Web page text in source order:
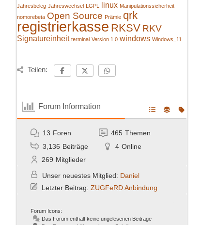
Jahresbeleg Jahreswechsel LGPL linux Manipulationssicherheit
nomorebeta Open Source Prämie qrk
registrierkasse RKSV RKV
Signatureinheit terminal Version 1.0 windows Windows_11
Teilen:
Forum Information
13 Foren 465 Themen
3,136 Beiträge 4 Online
269 Mitglieder
Unser neuestes Mitglied: Daniel
Letzter Beitrag: ZUGFeRD Anbindung
Forum Icons:
Das Forum enthält keine ungelesenen Beiträge